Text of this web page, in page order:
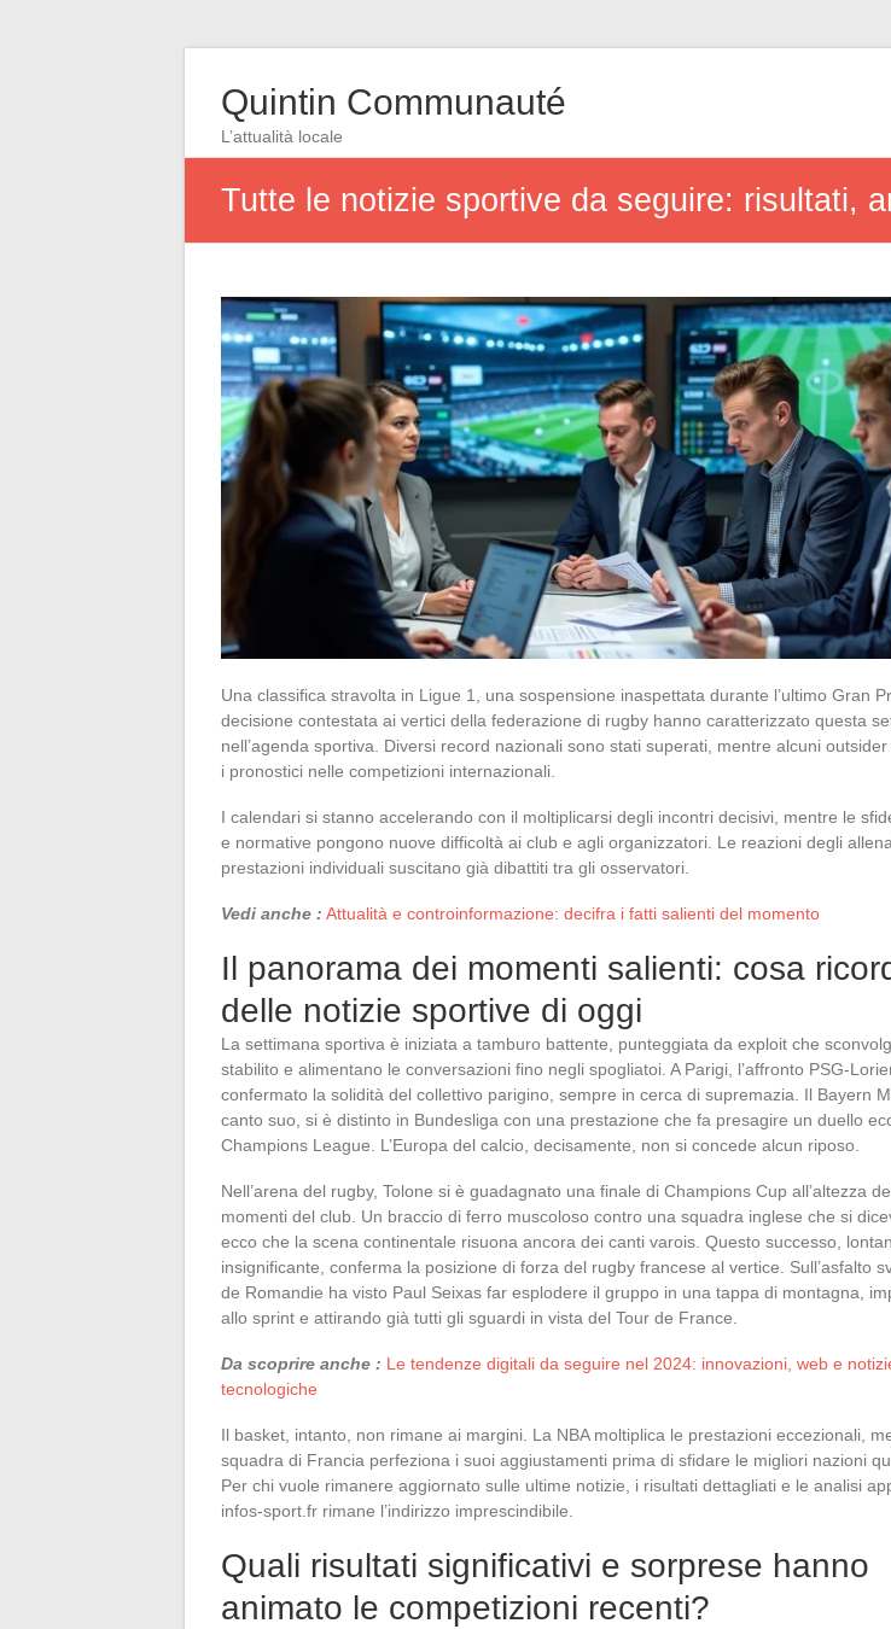
Quintin Communauté
L’attualità locale
Tutte le notizie sportive da seguire: risultati,
Una classifica stravolta in Ligue 1, una sospensione inaspettata durante l’ultimo Gran
decisione contestata ai vertici della federazione di rugby hanno caratterizzato questa
nell’agenda sportiva. Diversi record nazionali sono stati superati, mentre alcuni
i pronostici nelle competizioni internazionali.
I calendari si stanno accelerando con il moltiplicarsi degli incontri decisivi, mentre le
e normative pongono nuove difficoltà ai club e agli organizzatori. Le reazioni degli
prestazioni individuali suscitano già dibattiti tra gli osservatori.
Vedi anche : Attualità e controinformazione: decifra i fatti salienti del momento
Il panorama dei momenti salienti: cosa
delle notizie sportive di oggi
La settimana sportiva è iniziata a tamburo battente, punteggiata da exploit che
stabilito e alimentano le conversazioni fino negli spogliatoi. A Parigi, l’affronto PSG-
confermato la solidità del collettivo parigino, sempre in cerca di supremazia. Il Bayern
canto suo, si è distinto in Bundesliga con una prestazione che fa presagire un duello
Champions League. L’Europa del calcio, decisamente, non si concede alcun riposo.
Nell’arena del rugby, Tolone si è guadagnato una finale di Champions Cup all’altezza
momenti del club. Un braccio di ferro muscoloso contro una squadra inglese che si
ecco che la scena continentale risuona ancora dei canti varois. Questo successo,
insignificante, conferma la posizione di forza del rugby francese al vertice. Sull’asfalto
de Romandie ha visto Paul Seixas far esplodere il gruppo in una tappa di montagna,
allo sprint e attirando già tutti gli sguardi in vista del Tour de France.
Da scoprire anche : Le tendenze digitali da seguire nel 2024: innovazioni, web e
tecnologiche
Il basket, intanto, non rimane ai margini. La NBA moltiplica le prestazioni eccezionali,
squadra di Francia perfeziona i suoi aggiustamenti prima di sfidare le migliori nazioni
Per chi vuole rimanere aggiornato sulle ultime notizie, i risultati dettagliati e le analisi
infos-sport.fr rimane l’indirizzo imprescindibile.
Quali risultati significativi e sorprese hanno
animato le competizioni recenti?